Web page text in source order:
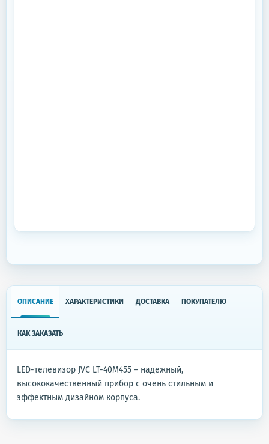
ОПИСАНИЕ ХАРАКТЕРИСТИКИ ДОСТАВКА ПОКУПАТЕЛЮ
КАК ЗАКАЗАТЬ
LED-телевизор JVC LT-40M455 – надежный,
высококачественный прибор с очень стильным и
эффектным дизайном корпуса.